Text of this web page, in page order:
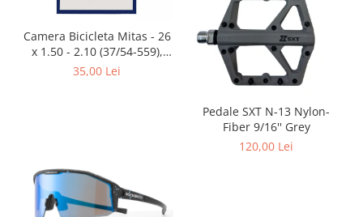
Schimbatoare viteze
Scule bicicleta
Camera Bicicleta Mitas - 26
x 1.50 - 2.10 (37/54-559),
FV47
35,00 Lei
Pedale SXT N-13 Nylon-
Fiber 9/16'' Grey
120,00 Lei